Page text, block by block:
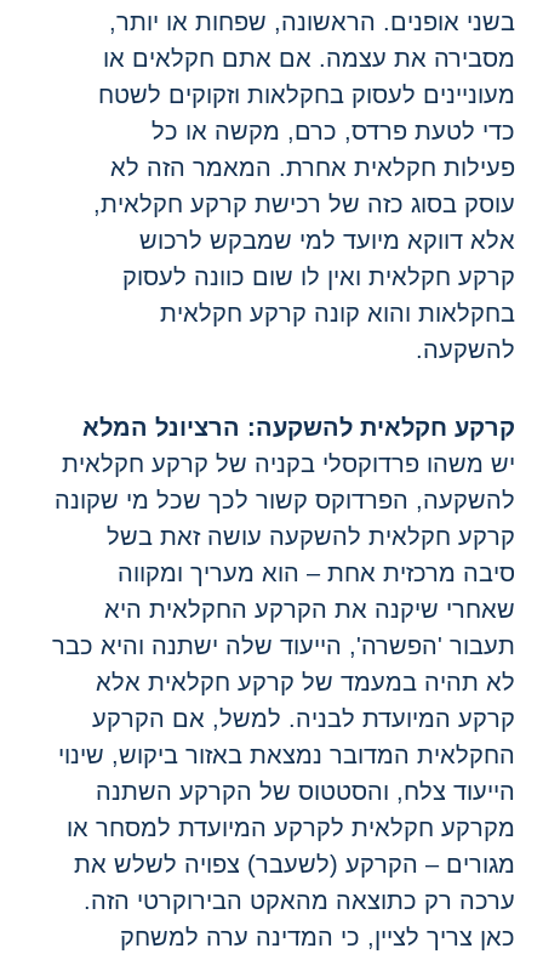
אופנים. הראשונה, שפחות או יותר,
את עצמה. אם אתם חקלאים או
לעסוק בחקלאות וזקוקים לשטח
לטעת פרדס, כרם, מקשה או כל
חקלאית אחרת. המאמר הזה לא
בסוג כזה של רכישת קרקע חקלאית,
דווקא מיועד למי שמבקש לרכוש
חקלאית ואין לו שום כוונה לעסוק
והוא קונה קרקע חקלאית
חקלאית להשקעה: הרציונל המלא
משהו פרדוקסלי בקניה של קרקע חקלאית
הפרדוקס קשור לכך שכל מי שקונה
חקלאית להשקעה עושה זאת בשל
מרכזית אחת – הוא מעריך ומקווה
שיקנה את הקרקע החקלאית היא
'הפשרה', הייעוד שלה ישתנה והיא כבר
תהיה במעמד של קרקע חקלאית אלא
המיועדת לבניה. למשל, אם הקרקע
המדובר נמצאת באזור ביקוש, שינוי
צלח, והסטטוס של הקרקע השתנה
חקלאית לקרקע המיועדת למסחר או
– הקרקע (לשעבר) צפויה לשלש את
רק כתוצאה מהאקט הבירוקרטי הזה.
צריך לציין, כי המדינה ערה למשחק